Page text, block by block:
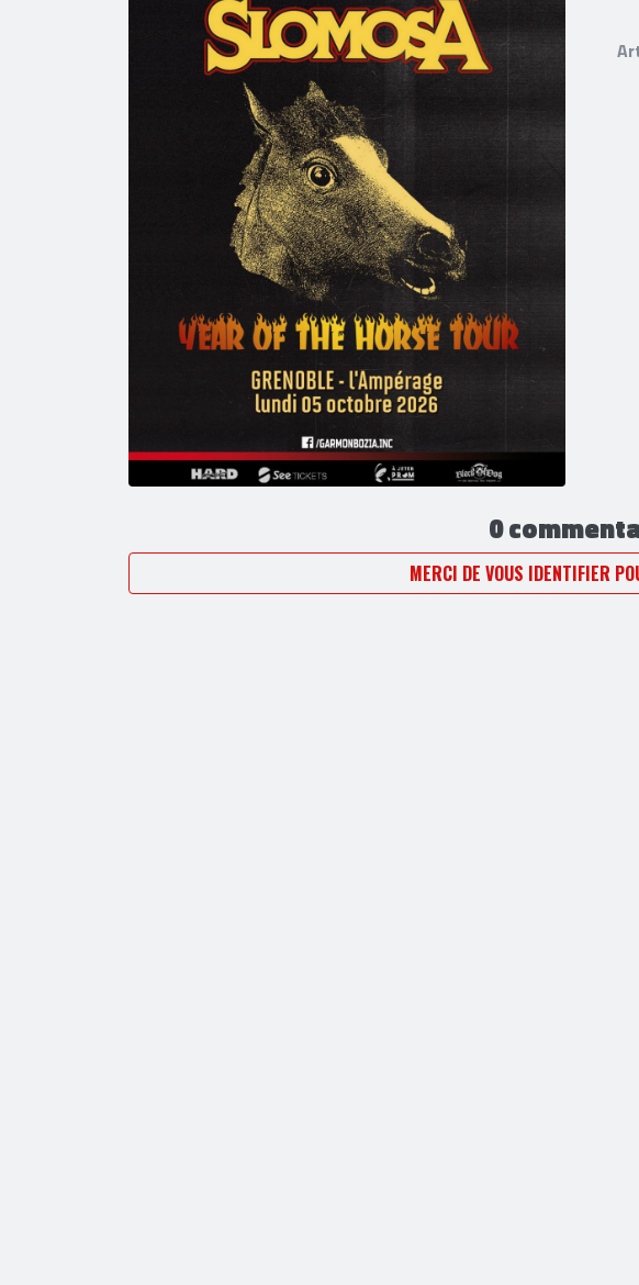
0
MERCI DE VOUS IDENTIFIER